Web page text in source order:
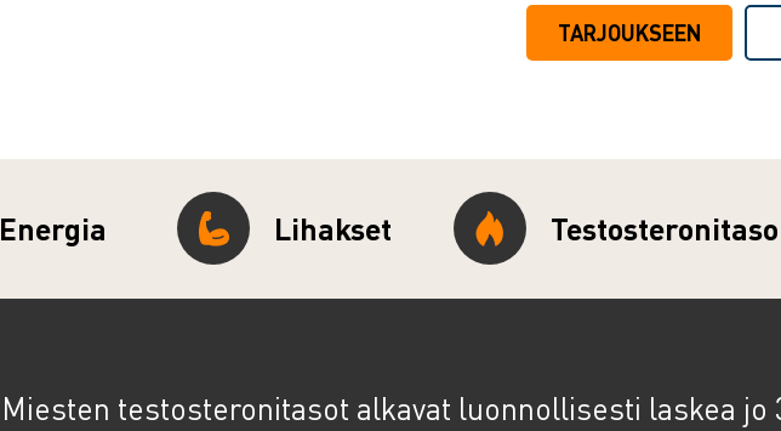
TARJOUKSEEN
Energia Lihakset Testosteronitaso
Miesten testosteronitasot alkavat luonnollisesti laskea jo